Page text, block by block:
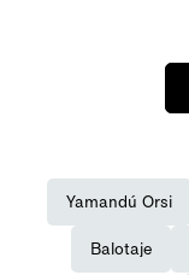
Yamandú Orsi
Balotaje